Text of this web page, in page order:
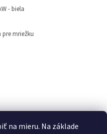
na mieru. Na základe
- biela
mriežku